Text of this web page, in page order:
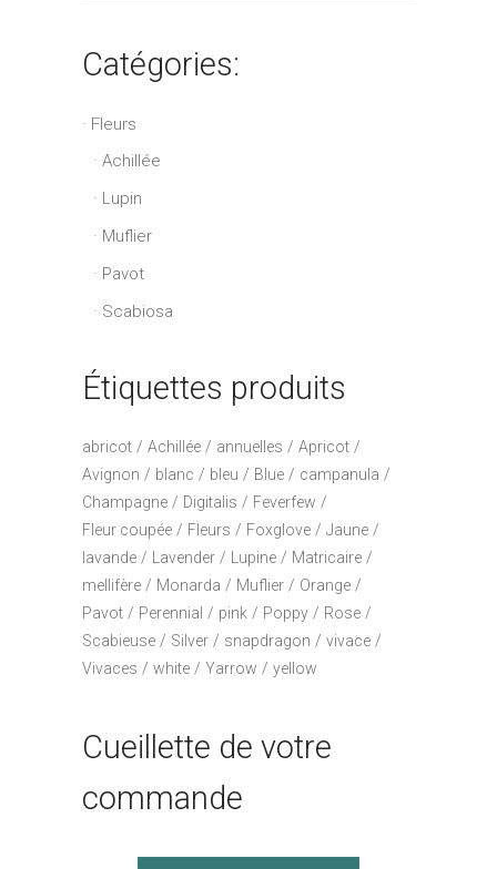
Catégories:
Fleurs
Achillée
Lupin
Muflier
Pavot
Scabiosa
Étiquettes produits
abricot Achillée annuelles
Apricot
Avignon
blanc bleu Blue
campanula
Champagne
Digitalis
Feverfew
Fleur coupée
Fleurs Foxglove
Jaune
lavande
Lavender Lupine
Matricaire
mellifère
Monarda Muflier
Orange
Pavot
Perennial pink Poppy
Rose
Scabieuse
Silver snapdragon
vivace
Vivaces
white Yarrow yellow
Cueillette de votre
commande